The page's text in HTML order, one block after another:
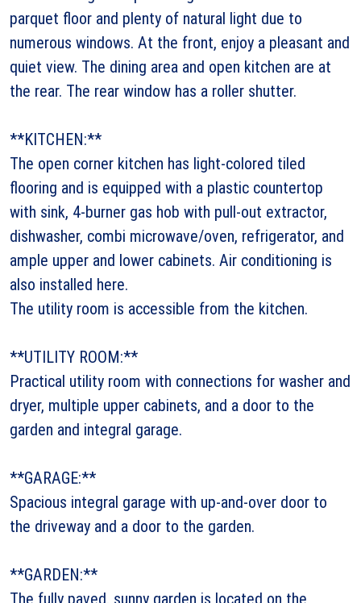
parquet floor and plenty of natural light due to
numerous windows. At the front, enjoy a pleasant and
quiet view. The dining area and open kitchen are at
the rear. The rear window has a roller shutter.
**KITCHEN:**
The open corner kitchen has light-colored tiled
flooring and is equipped with a plastic countertop
with sink, 4-burner gas hob with pull-out extractor,
dishwasher, combi microwave/oven, refrigerator, and
ample upper and lower cabinets. Air conditioning is
also installed here.
The utility room is accessible from the kitchen.
**UTILITY ROOM:**
Practical utility room with connections for washer and
dryer, multiple upper cabinets, and a door to the
garden and integral garage.
**GARAGE:**
Spacious integral garage with up-and-over door to
the driveway and a door to the garden.
**GARDEN:**
The fully paved, sunny garden is located on the